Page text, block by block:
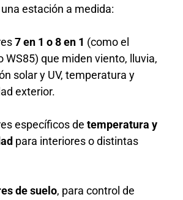
estación a medida:
7 en 1 o 8 en 1 (como el
WS85) que miden viento, lluvia,
solar y UV, temperatura y
exterior.
específicos de temperatura y
para interiores o distintas
de suelo, para control de